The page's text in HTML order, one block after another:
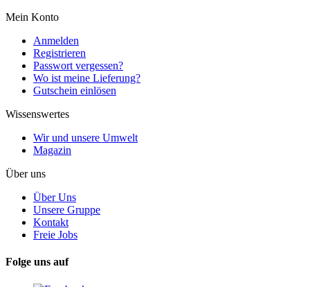
Mein Konto
Anmelden
Registrieren
Passwort vergessen?
Wo ist meine Lieferung?
Gutschein einlösen
Wissenswertes
Wir und unsere Umwelt
Magazin
Über uns
Über Uns
Unsere Gruppe
Kontakt
Freie Jobs
Folge uns auf